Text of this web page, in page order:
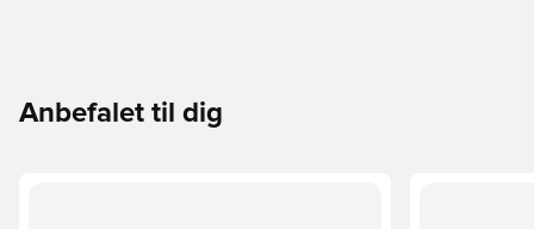
Anbefalet til dig